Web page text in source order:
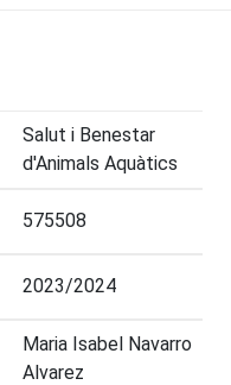
Salut i Benestar
d'Animals Aquàtics
575508
2023/2024
Maria Isabel Navarro
Alvarez